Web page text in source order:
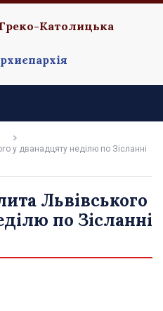
Католицька
у дванадцяту неділю по Зісланні
Львівського
по Зісланні